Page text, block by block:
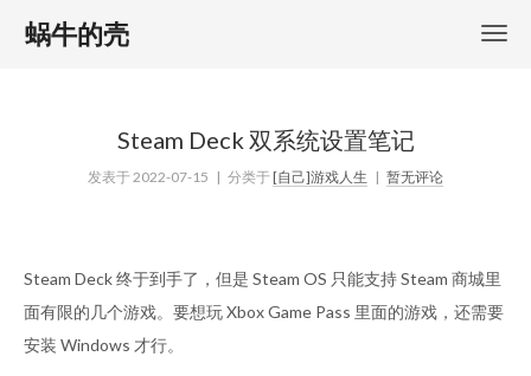
蜗牛的壳
Steam Deck 双系统设置笔记
发表于2022-07-15 | 分类于[自己]游戏人生 | 暂无评论
Steam Deck 终于到手了，但是 Steam OS 只能支持 Steam 商城里
面有限的几个游戏。要想玩 Xbox Game Pass 里面的游戏，还需要
安装 Windows 才行。